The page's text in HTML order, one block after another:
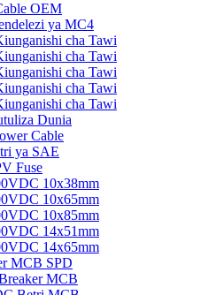
OEM
ya MC4
cha Tawi
cha Tawi
cha Tawi
cha Tawi
cha Tawi
Dunia
Cable
ya SAE
Fuse
10x38mm
10x65mm
10x85mm
14x51mm
14x65mm
MCB SPD
MCB